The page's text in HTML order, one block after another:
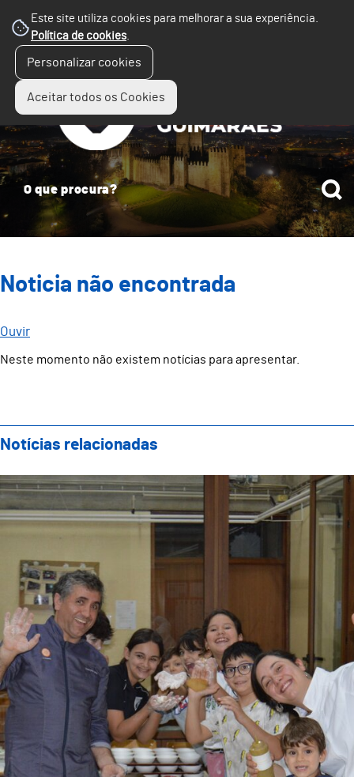
Este site utiliza cookies para melhorar a sua experiência.
Política de cookies.
Personalizar cookies
Aceitar todos os Cookies
Noticia não encontrada
Ouvir
Neste momento não existem notícias para apresentar.
Notícias relacionadas
Showcooking Famílias: Evento Final do Projeto